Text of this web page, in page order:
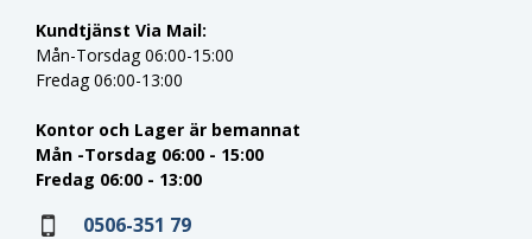
Kundtjänst Via Mail:
Mån-Torsdag 06:00-15:00
Fredag 06:00-13:00
Kontor och Lager är bemannat
Mån -Torsdag 06:00 - 15:00
Fredag 06:00 - 13:00
0506-351 79